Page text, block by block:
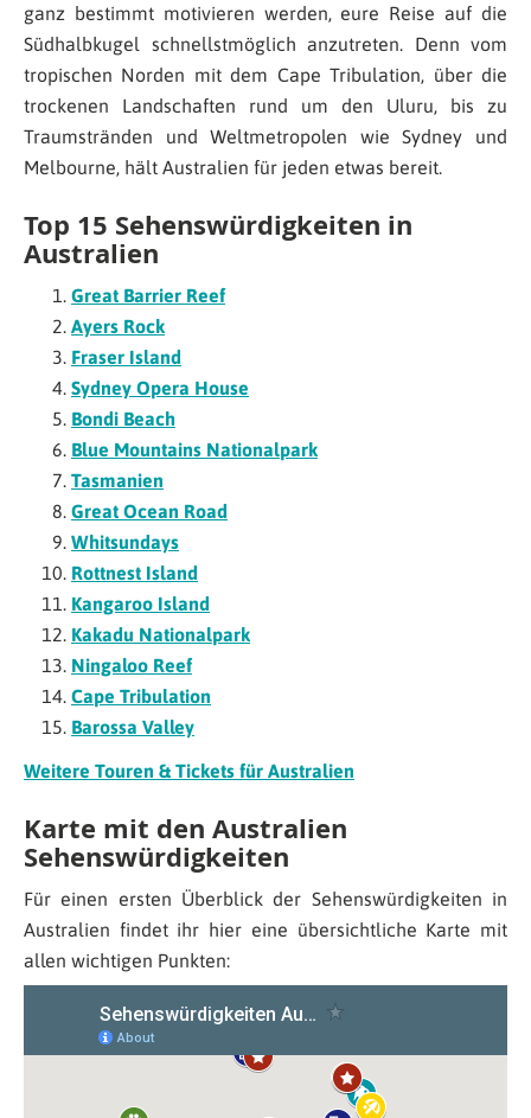
ganz bestimmt motivieren werden, eure Reise auf die
Südhalbkugel schnellstmöglich anzutreten. Denn vom
tropischen Norden mit dem Cape Tribulation, über die
trockenen Landschaften rund um den Uluru, bis zu
Traumstränden und Weltmetropolen wie Sydney und
Melbourne, hält Australien für jeden etwas bereit.
Top 15 Sehenswürdigkeiten in
Australien
Great Barrier Reef
Ayers Rock
Fraser Island
Sydney Opera House
Bondi Beach
Blue Mountains Nationalpark
Tasmanien
Great Ocean Road
Whitsundays
Rottnest Island
Kangaroo Island
Kakadu Nationalpark
Ningaloo Reef
Cape Tribulation
Barossa Valley
Weitere Touren & Tickets für Australien
Karte mit den Australien
Sehenswürdigkeiten
Für einen ersten Überblick der Sehenswürdigkeiten in
Australien findet ihr hier eine übersichtliche Karte mit
allen wichtigen Punkten: